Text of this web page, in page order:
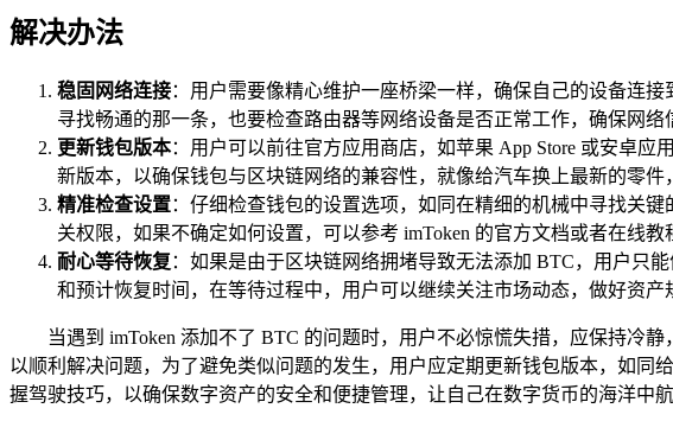
解决办法
稳固网络连接：用户需要像精心维护一座桥梁一样，确保自己的设备连
寻找畅通的那一条，也要检查路由器等网络设备是否正常工作，确保网络
更新钱包版本：用户可以前往官方应用商店，如苹果 App Store 或安卓
新版本，以确保钱包与区块链网络的兼容性，就像给汽车换上最新的零件
精准检查设置：仔细检查钱包的设置选项，如同在精细的机械中寻找关
关权限，如果不确定如何设置，可以参考 imToken 的官方文档或者在线教
耐心等待恢复 ：如果是由于区块链网络拥堵导致无法添加 BTC，用户只
和预计恢复时间，在等待过程中，用户可以继续关注市场动态，做好资
当遇到 imToken 添加不了 BTC 的问题时，用户不必惊慌失措，应保持冷
以顺利解决问题，为了避免类似问题的发生，用户应定期更新钱包版本，如
握驾驶技巧，以确保数字资产的安全和便捷管理，让自己在数字货币的海洋中